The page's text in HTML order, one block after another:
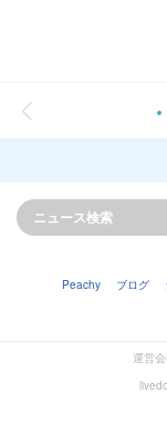
Peachy ブログ
運営